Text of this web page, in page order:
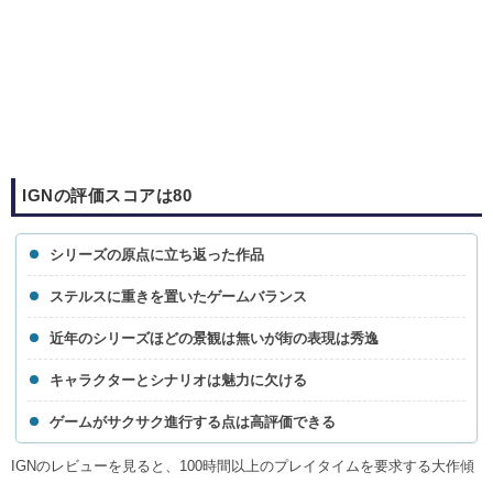
IGNの評価スコアは80
シリーズの原点に立ち返った作品
ステルスに重きを置いたゲームバランス
近年のシリーズほどの景観は無いが街の表現は秀逸
キャラクターとシナリオは魅力に欠ける
ゲームがサクサク進行する点は高評価できる
IGNのレビューを見ると、100時間以上のプレイタイムを要求する大作傾